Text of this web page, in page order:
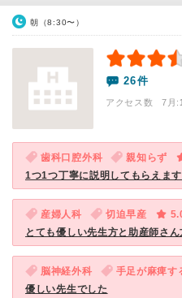
朝（8:30〜）
26件
アクセス数 7月:
歯科口腔外科 親知らず
1つ1つ丁寧に説明してもらえます
産婦人科 切迫早産
とても優しい先生方と助産師さん
脳神経外科 手足が麻痺す
優しい先生でした